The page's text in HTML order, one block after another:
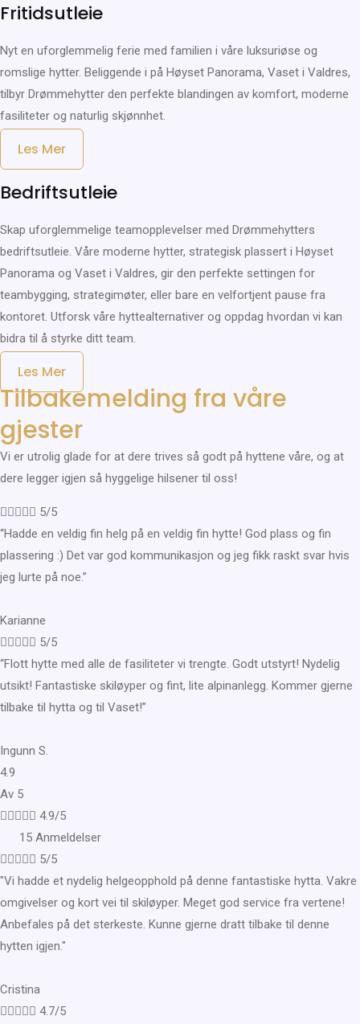
Fritidsutleie
Nyt en uforglemmelig ferie med familien i våre luksuriøse og
romslige hytter. Beliggende i på Høyset Panorama, Vaset i Valdres,
tilbyr Drømmehytter den perfekte blandingen av komfort, moderne
fasiliteter og naturlig skjønnhet.
Les Mer
Bedriftsutleie
Skap uforglemmelige teamopplevelser med Drømmehytters
bedriftsutleie. Våre moderne hytter, strategisk plassert i Høyset
Panorama og Vaset i Valdres, gir den perfekte settingen for
teambygging, strategimøter, eller bare en velfortjent pause fra
kontoret. Utforsk våre hyttealternativer og oppdag hvordan vi kan
bidra til å styrke ditt team.
Les Mer
Tilbakemelding fra våre
gjester
Vi er utrolig glade for at dere trives så godt på hyttene våre, og at
dere legger igjen så hyggelige hilsener til oss!
 5/5
“Hadde en veldig fin helg på en veldig fin hytte! God plass og fin
plassering :) Det var god kommunikasjon og jeg fikk raskt svar hvis
jeg lurte på noe.”
Karianne
 5/5
“Flott hytte med alle de fasiliteter vi trengte. Godt utstyrt! Nydelig
utsikt! Fantastiske skiløyper og fint, lite alpinanlegg. Kommer gjerne
tilbake til hytta og til Vaset!”
Ingunn S.
4.9
Av 5
 4.9/5
15 Anmeldelser
 5/5
"Vi hadde et nydelig helgeopphold på denne fantastiske hytta. Vakre
omgivelser og kort vei til skiløyper. Meget god service fra vertene!
Anbefales på det sterkeste. Kunne gjerne dratt tilbake til denne
hytten igjen."
Cristina
 4.7/5